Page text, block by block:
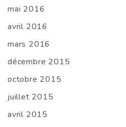
mai 2016
avril 2016
mars 2016
décembre 2015
octobre 2015
juillet 2015
avril 2015